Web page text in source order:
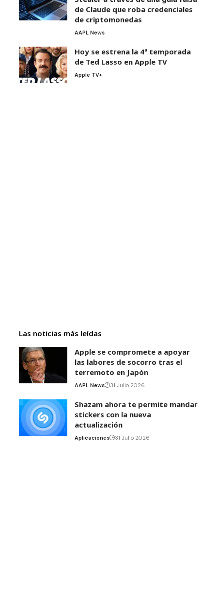
de Claude que roba credenciales
de criptomonedas
AAPL News
Hoy se estrena la 4ª temporada
de Ted Lasso en Apple TV
Apple TV+
Las noticias más leídas
Apple se compromete a apoyar
las labores de socorro tras el
terremoto en Japón
AAPL News 31 Julio 2026
Shazam ahora te permite mandar
stickers con la nueva
actualización
Aplicaciones 31 Julio 2026